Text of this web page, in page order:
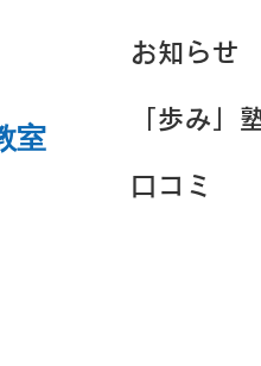
室
お知らせ
「歩み」
口コミ